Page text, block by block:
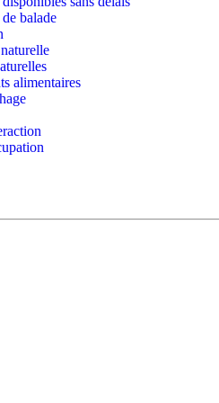
balade
alimentaires